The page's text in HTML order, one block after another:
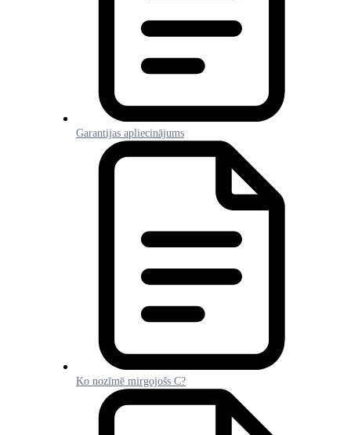
Garantijas apliecinājums
Ko nozīmē mirgojošs C?